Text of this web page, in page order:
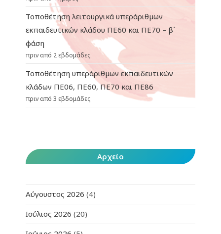
Τοποθέτηση λειτουργικά υπεράριθμων
εκπαιδευτικών κλάδου ΠΕ60 και ΠΕ70 – β΄
φάση
πριν από 2 εβδομάδες
Τοποθέτηση υπεράριθμων εκπαιδευτικών
κλάδων ΠΕ06, ΠΕ60, ΠΕ70 και ΠΕ86
πριν από 3 εβδομάδες
Αρχείο
Αύγουστος 2026 (4)
Ιούλιος 2026 (20)